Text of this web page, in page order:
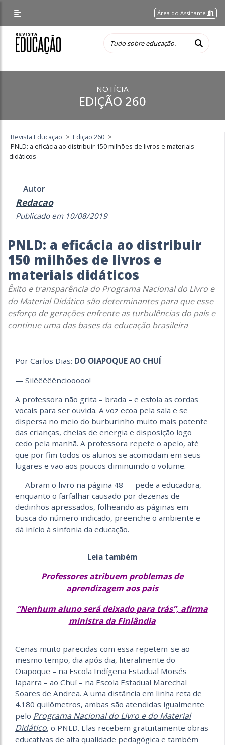
Área do Assinante
NOTÍCIA
EDIÇÃO 260
Revista Educação > Edição 260 >
PNLD: a eficácia ao distribuir 150 milhões de livros e materiais
didáticos
Autor
Redacao
Publicado em 10/08/2019
PNLD: a eficácia ao distribuir
150 milhões de livros e
materiais didáticos
Êxito e transparência do Programa Nacional do Livro e
do Material Didático são determinantes para que esse
esforço de gerações enfrente as turbulências do país e
continue uma das bases da educação brasileira
Por Carlos Dias: DO OIAPOQUE AO CHUÍ
— Silêêêêênciooooo!
A professora não grita – brada – e esfola as cordas
vocais para ser ouvida. A voz ecoa pela sala e se
dispersa no meio do burburinho muito mais potente
das crianças, cheias de energia e disposição logo
cedo pela manhã. A professora repete o apelo, até
que por fim todos os alunos se acomodam em seus
lugares e vão aos poucos diminuindo o volume.
— Abram o livro na página 48 — pede a educadora,
enquanto o farfalhar causado por dezenas de
dedinhos apressados, folheando as páginas em
busca do número indicado, preenche o ambiente e
dá início à sinfonia da educação.
Leia também
Professores atribuem problemas de
aprendizagem aos pais
“Nenhum aluno será deixado para trás”, afirma
ministra da Finlândia
Cenas muito parecidas com essa repetem-se ao
mesmo tempo, dia após dia, literalmente do
Oiapoque – na Escola Indígena Estadual Moisés
Iaparra – ao Chuí – na Escola Estadual Marechal
Soares de Andrea. A uma distância em linha reta de
4.180 quilômetros, ambas são atendidas igualmente
pelo Programa Nacional do Livro e do Material
Didático, o PNLD. Elas recebem gratuitamente obras
educativas de alta qualidade pedagógica e também